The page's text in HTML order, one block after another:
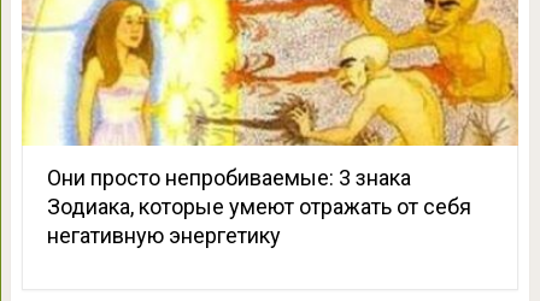
Они просто непробиваемые: 3 знака
Зодиака, которые умеют отражать от себя
негативную энергетику